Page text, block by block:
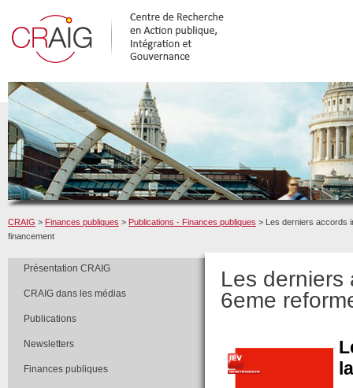
CRAIG > Finances publiques > Publications - Finances publiques > Les derniers accords
financement
Présentation CRAIG
CRAIG dans les médias
Publications
Newsletters
Finances publiques
Les derniers
6eme